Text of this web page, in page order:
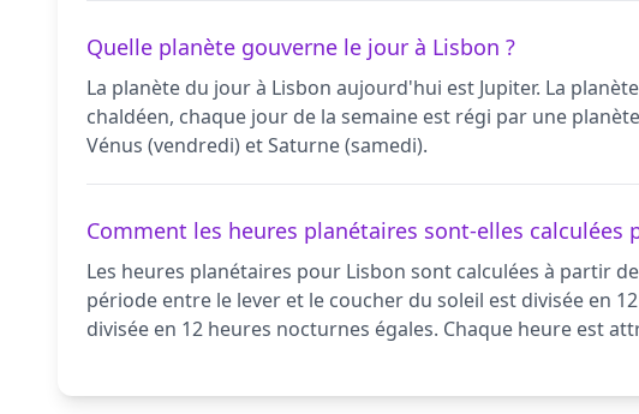
Quelle planète gouverne le jour à Lisbon ?
La planète du jour à Lisbon aujourd'hui est Jupiter. La
chaldéen, chaque jour de la semaine est régi par une
Vénus (vendredi) et Saturne (samedi).
Comment les heures planétaires sont-elles calculées
Les heures planétaires pour Lisbon sont calculées à partir
période entre le lever et le coucher du soleil est divisée en
divisée en 12 heures nocturnes égales. Chaque heure est